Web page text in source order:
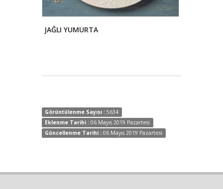
JAĞLI YUMURTA
Görüntülenme Sayısı : 5634
Eklenme Tarihi : 06 Mayıs 2019 Pazartesi
Güncellenme Tarihi : 06 Mayıs 2019 Pazartesi